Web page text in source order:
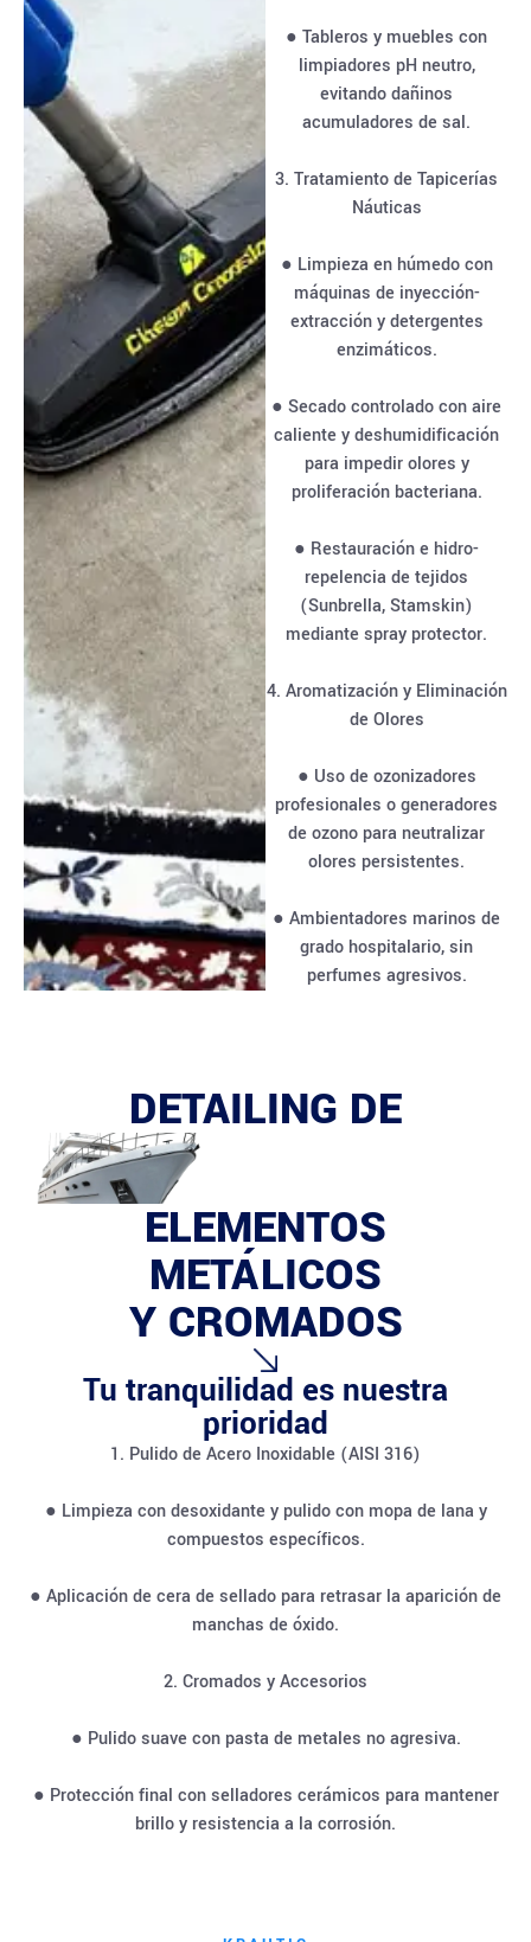
● Tableros y muebles con
limpiadores pH neutro,
evitando dañinos
acumuladores de sal.
3. Tratamiento de Tapicerías
Náuticas
● Limpieza en húmedo con
máquinas de inyección-
extracción y detergentes
enzimáticos.
● Secado controlado con aire
caliente y deshumidificación
para impedir olores y
proliferación bacteriana.
● Restauración e hidro-
repelencia de tejidos
(Sunbrella, Stamskin)
mediante spray protector.
4. Aromatización y Eliminación
de Olores
● Uso de ozonizadores
profesionales o generadores
de ozono para neutralizar
olores persistentes.
● Ambientadores marinos de
grado hospitalario, sin
perfumes agresivos.
DETAILING DE
ELEMENTOS
METÁLICOS
Y CROMADOS
Tu tranquilidad es nuestra
prioridad
1. Pulido de Acero Inoxidable (AISI 316)
● Limpieza con desoxidante y pulido con mopa de lana y
compuestos específicos.
● Aplicación de cera de sellado para retrasar la aparición de
manchas de óxido.
2. Cromados y Accesorios
● Pulido suave con pasta de metales no agresiva.
● Protección final con selladores cerámicos para mantener
brillo y resistencia a la corrosión.